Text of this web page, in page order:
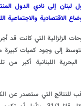
لبنان إلى نادي الدول
والاجتماعية
الزلزالية التي كانت قد
إلى وجود كميات كبيرة
اللبنانية أكبر
للنتائج التي ستصدر عن